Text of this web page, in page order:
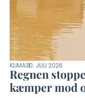
KLIMA30. JULI 2026
Regnen
kæmper mod